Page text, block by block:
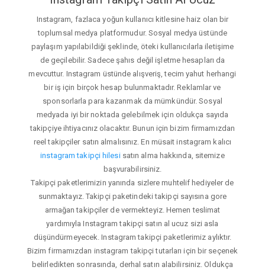
Instagram, fazlaca yoğun kullanıcı kitlesine haiz olan bir
toplumsal medya platformudur. Sosyal medya üstünde
paylaşım yapılabildiği şeklinde, öteki kullanıcılarla iletişime
de geçilebilir. Sadece şahıs değil işletme hesapları da
mevcuttur. Instagram üstünde alışveriş, tecim yahut herhangi
bir iş için birçok hesap bulunmaktadır. Reklamlar ve
sponsorlarla para kazanmak da mümkündür. Sosyal
medyada iyi bir noktada gelebilmek için oldukça sayıda
takipçiye ihtiyacınız olacaktır. Bunun için bizim firmamızdan
reel takipçiler satın almalısınız. En müsait instagram kalıcı
instagram takipçi hilesisatın alma hakkında, sitemize
başvurabilirsiniz.
Takipçi paketlerimizin yanında sizlere muhtelif hediyeler de
sunmaktayız. Takipçi paketindeki takipçi sayısına gore
armağan takipçiler de vermekteyiz. Hemen teslimat
yardımıyla Instagram takipçi satın al ucuz sizi asla
düşündürmeyecek. Instagram takipçi paketlerimiz aylıktır.
Bizim firmamızdan instagram takipçi tutarları için bir seçenek
belirledikten sonrasında, derhal satın alabilirsiniz. Oldukça